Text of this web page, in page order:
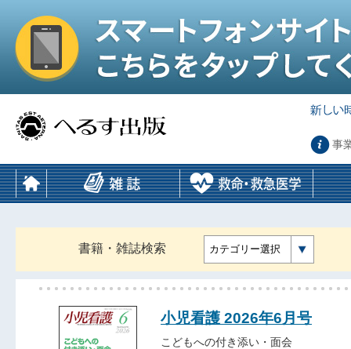
事
書籍・雑誌検索 カテゴリー選択
小児看護 2026年6月号
こどもへの付き添い・面会